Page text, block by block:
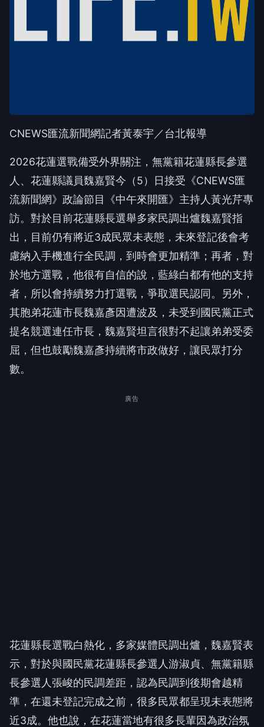
CNEWS匯流新聞網記者黃泰宇／台北報導
2026花蓮選戰備受外界關注，無黨籍花蓮縣長參選
人、花蓮縣議員魏嘉賢今（5）日接受《CNEWS匯
流新聞網》政論節目《中午來開匯》主持人黃光芹專
訪。對於目前花蓮縣長選舉多家民調出爐魏嘉賢指
出，目前仍有將近3成民眾未表態，未來登記後會考
慮納入手機進行全民調，到時會更加精準；再者，對
於地方選戰，他很有自信的說，藍綠白都有他的支持
者，所以會持續努力打選戰，爭取選民認同。另外，
其胞弟花蓮市長魏嘉彥因遭波及，未受到國民黨正式
提名競選連任市長，魏嘉賢坦言很對不起讓弟弟受委
屈，但也鼓勵魏嘉彥持續將市政做好，讓民眾打分
數。
廣告
花蓮縣長選戰白熱化，多家媒體民調出爐，魏嘉賢表
示，對於與國民黨花蓮縣長參選人游淑貞、無黨籍縣
長參選人張峻的民調差距，認為民調到後期會越精
準，在還未登記完成之前，很多民眾都呈現未表態將
近3成。他也說，在花蓮當地有很多長輩因為政治氛